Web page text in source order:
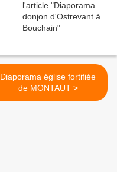
Diaporama église fortifiée
de MONTAUT >